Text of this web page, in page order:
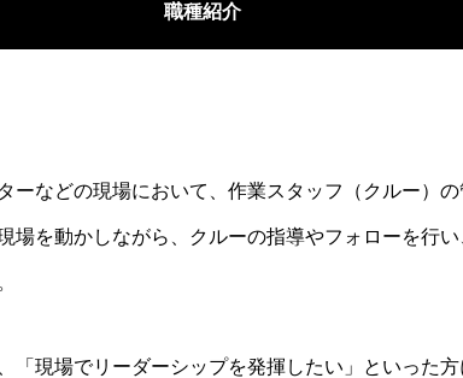
職種紹介
ーなどの現場において、作業スタッフ（クルー）
場を動かしながら、クルーの指導やフォローを行
「現場でリーダーシップを発揮したい」といった方